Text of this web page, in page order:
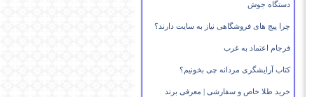
دستگاه جوش
چرا پیج های فروشگاهی نیاز به سایت دارند؟
فرجام اعتماد به غرب
کتاب آرایشگری مردانه چی بخونیم؟
خرید طلا خاص و سفارشی | معرفی برند